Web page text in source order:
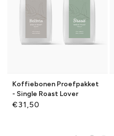
Koffiebonen Proefpakket
- Single Roast Lover
Normale
€31,50